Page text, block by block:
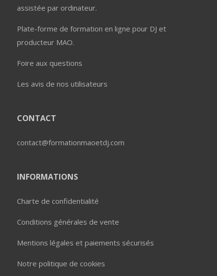
assistée par ordinateur.
Plate-forme de formation en ligne pour DJ et
producteur MAO.
Foire aux questions
Les avis de nos utilisateurs
CONTACT
contact@formationmaoetdj.com
INFORMATIONS
Charte de confidentialité
Conditions générales de vente
Mentions légales et paiements sécurisés
Notre politique de cookies